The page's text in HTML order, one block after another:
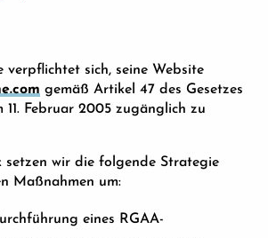
verpflichtet sich, seine Website
gemäß Artikel 47 des Gesetzes
11. Februar 2005 zugänglich zu
setzen wir die folgende Strategie
Maßnahmen um:
eines RGAA-